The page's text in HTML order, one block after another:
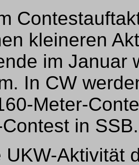
kleineren
im Januar
In CW
Meter-
in SSB.
UKW-Aktivität